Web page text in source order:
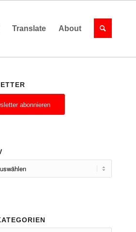
Translate About
abonnieren